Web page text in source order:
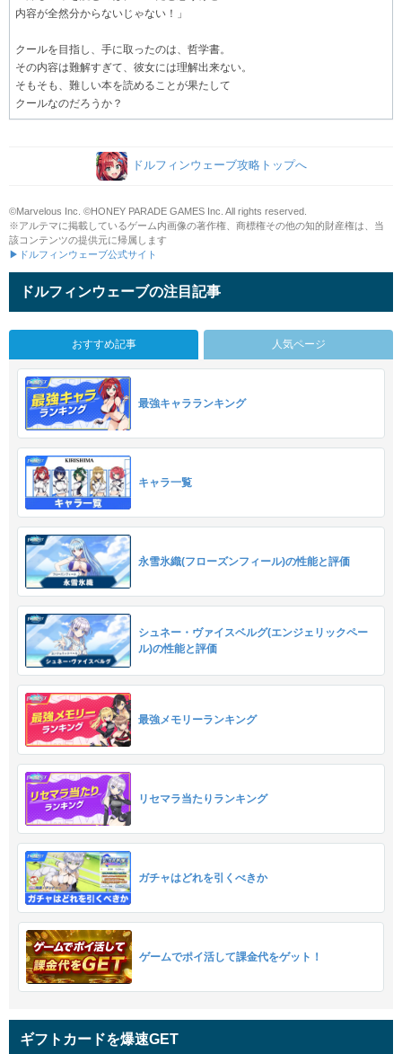
内容が全然分からないじゃない！」
クールを目指し、手に取ったのは、哲学書。
その内容は難解すぎて、彼女には理解出来ない。
そもそも、難しい本を読めることが果たして
クールなのだろうか？
ドルフィンウェーブ攻略トップへ
©Marvelous Inc. ©HONEY PARADE GAMES Inc. All rights reserved.
※アルテマに掲載しているゲーム内画像の著作権、商標権その他の知的財産権は、当
該コンテンツの提供元に帰属します
▶ドルフィンウェーブ公式サイト
ドルフィンウェーブの注目記事
おすすめ記事 人気ページ
最強キャラランキング
キャラ一覧
永雪氷織(フローズンフィール)の性能と評価
シュネー・ヴァイスベルグ(エンジェリックペー
ル)の性能と評価
最強メモリーランキング
リセマラ当たりランキング
ガチャはどれを引くべきか
ゲームでポイ活して課金代をゲット！
ギフトカードを爆速GET